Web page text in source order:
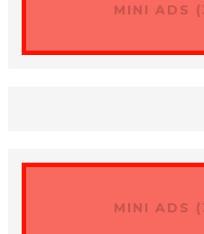
MINI ADS
MINI ADS